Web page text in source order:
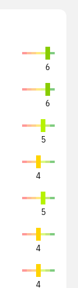
6
6
5
4
5
4
4